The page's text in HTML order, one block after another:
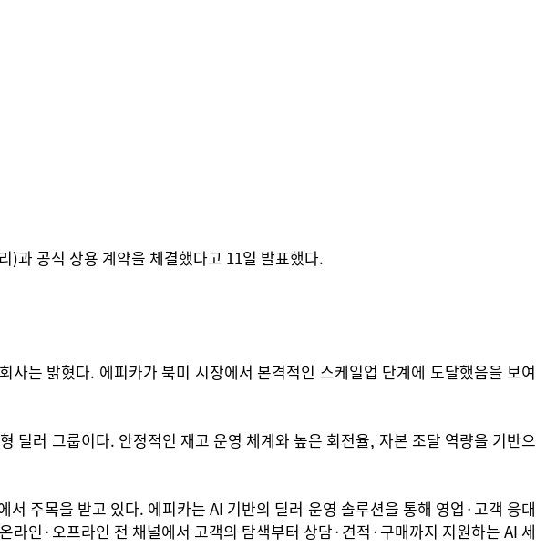
)과 공식 상용 계약을 체결했다고 11일 발표했다.
는 밝혔다. 에피카가 북미 시장에서 본격적인 스케일업 단계에 도달했음을 보여
딜러 그룹이다. 안정적인 재고 운영 체계와 높은 회전율, 자본 조달 역량을 기반으
주목을 받고 있다. 에피카는 AI 기반의 딜러 운영 솔루션을 통해 영업·고객 응대
인·오프라인 전 채널에서 고객의 탐색부터 상담·견적·구매까지 지원하는 AI 세